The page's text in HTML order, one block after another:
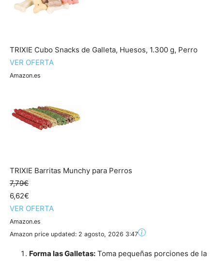
TRIXIE Cubo Snacks de Galleta, Huesos, 1.300 g, Perro
VER OFERTA
Amazon.es
TRIXIE Barritas Munchy para Perros
7,79€
6,62€
VER OFERTA
Amazon.es
Amazon price updated: 2 agosto, 2026 3:47
Forma las Galletas: Toma pequeñas porciones de la